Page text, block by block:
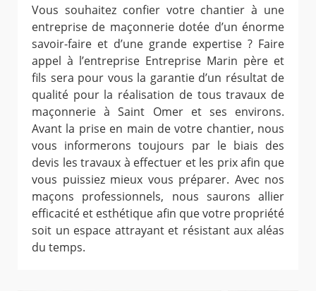
Vous souhaitez confier votre chantier à une
entreprise de maçonnerie dotée d’un énorme
savoir-faire et d’une grande expertise ? Faire
appel à l’entreprise Entreprise Marin père et
fils sera pour vous la garantie d’un résultat de
qualité pour la réalisation de tous travaux de
maçonnerie à Saint Omer et ses environs.
Avant la prise en main de votre chantier, nous
vous informerons toujours par le biais des
devis les travaux à effectuer et les prix afin que
vous puissiez mieux vous préparer. Avec nos
maçons professionnels, nous saurons allier
efficacité et esthétique afin que votre propriété
soit un espace attrayant et résistant aux aléas
du temps.